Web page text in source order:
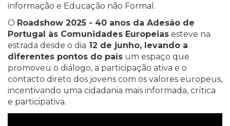
informação e Educação não Formal.
O Roadshow 2025 - 40 anos da Adesão de
Portugal às Comunidades Europeias esteve na
estrada desde o dia 12 de junho, levando a
diferentes pontos do país um espaço que
promoveu o diálogo, a participação ativa e o
contacto direto dos jovens com os valores europeus,
incentivando uma cidadania mais informada, crítica
e participativa.